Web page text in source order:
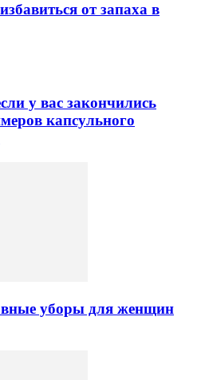
от запаха в
у вас закончились
капсульного
уборы для женщин